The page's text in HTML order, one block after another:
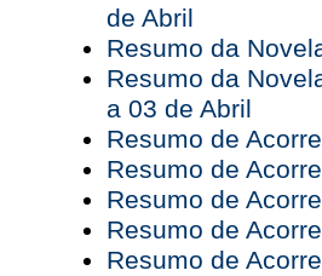
de Abril
Resumo da
Resumo da
a 03 de Abril
Resumo de
Resumo de
Resumo de
Resumo de
Resumo de